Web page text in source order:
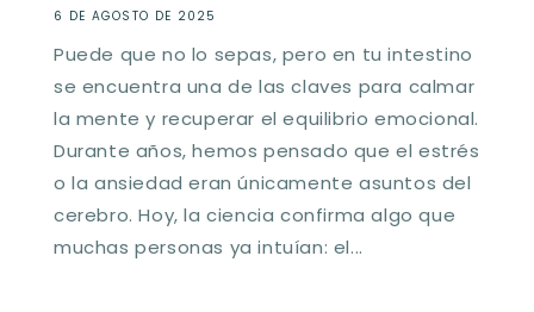
6 DE AGOSTO DE 2025
Puede que no lo sepas, pero en tu intestino
se encuentra una de las claves para calmar
la mente y recuperar el equilibrio emocional.
Durante años, hemos pensado que el estrés
o la ansiedad eran únicamente asuntos del
cerebro. Hoy, la ciencia confirma algo que
muchas personas ya intuían: el...